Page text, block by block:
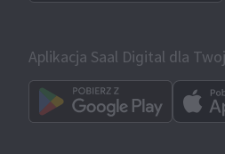
Aplikacja Saal Digital dla